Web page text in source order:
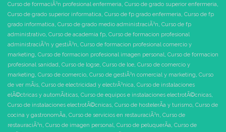
Curso de formaciÃ³n profesional enfermeria, Curso de grado superior enfermeria,
Curso de grado superior informatica, Curso de fp grado enfermeria, Curso de fp
grado informatica, Curso de grado medio administraciÃ³n, Curso de fp
administrativo, Curso de academia fp, Curso de formacion profesional
administraciÃ³n y gestiÃ³n, Curso de formacion profesional comercio y
marketing, Curso de formacion profesional imagen personal, Curso de formacion
profesional sanidad, Curso de logse, Curso de loe, Curso de comercio y
marketing, Curso de comercio, Curso de gestiÃ³n comercial y marketing, Curso
de ver mÃ¡s, Curso de electricidad y electrÃ³nica, Curso de instalaciones
elÃ©ctricas y automÃ¡ticas, Curso de equipos e instalaciones electrotÃ©cnicas,
Curso de instalaciones electrotÃ©cnicas, Curso de hostelerÃ­a y turismo, Curso de
cocina y gastronomÃ­a, Curso de servicios en restauraciÃ³n, Curso de
restauraciÃ³n, Curso de imagen personal, Curso de peluquerÃ­a, Curso de